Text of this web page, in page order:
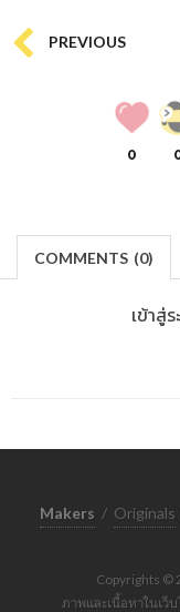
PREVIOUS
0
COMMENTS (0)
เข้าสู่
Makers / Originals
Copyrights ©
ภาพและเนื้อหาในเ